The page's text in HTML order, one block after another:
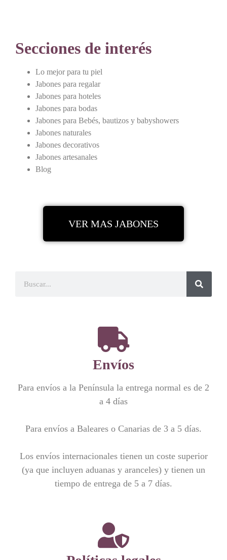
Secciones de interés
Lo mejor para tu piel
Jabones para regalar
Jabones para hoteles
Jabones para bodas
Jabones para Bebés, bautizos y babyshowers
Jabones naturales
Jabones decorativos
Jabones artesanales
Blog
VER MAS JABONES
Envíos
Para envíos a la Península la entrega normal es de 2
a 4 días
Para envíos a Baleares o Canarias de 3 a 5 días.
Los envíos internacionales tienen un coste superior
(ya que incluyen aduanas y aranceles) y tienen un
tiempo de entrega de 5 a 7 días.